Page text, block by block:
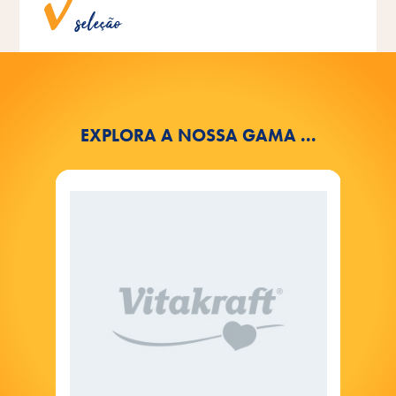
seleção
Grande variedade de produtos em diferentes sabores.
EXPLORA A NOSSA GAMA ...